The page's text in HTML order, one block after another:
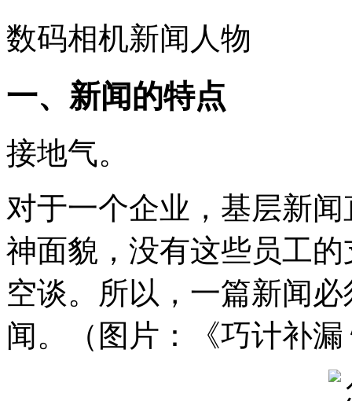
数码相机新闻人物
一、新闻的特点
接地气。
对于一个企业，基层新
神面貌，没有这些员工
空谈。所以，一篇新闻
闻。（图片：《巧计补